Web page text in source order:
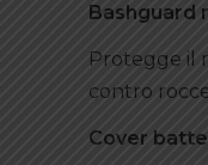
Bashguard
Protegge il
contro
Cover